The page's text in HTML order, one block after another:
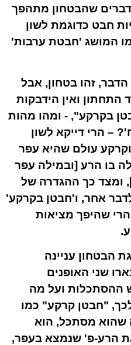
שהבטחון מתהפך
חבט כדוגמת לשון
המושג 'חבטת ערבות'
זהו בטחון, אבל
ואין הידבקות
בקרקע", - ומהו מהות
– הרי דייקא לשון
עולם שהיא עפר
בו הרע [ובמילה עפר
ומצד כך ההגדרה של
אחר, ו'חבטן בקרקע'
שהיפך מציאות
הבטחון עניינה
שני האופנים
ההסתכלות ועל מה
"חבטן קרקע" כמו
שהוא מסתכל, הוא
הרע-פ' שנמצא בעפר,